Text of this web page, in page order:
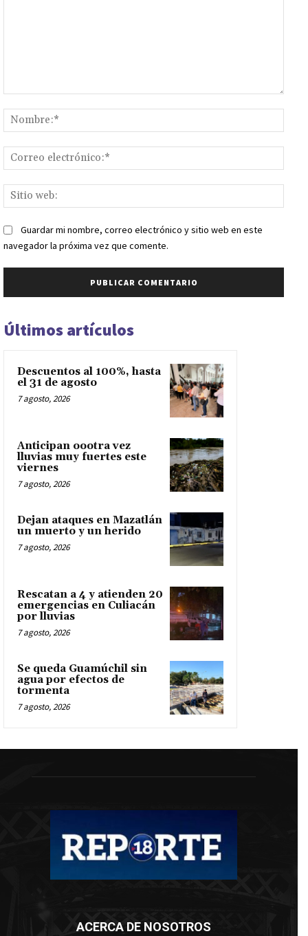
web:
Guardar mi nombre, correo electrónico y sitio web en este
navegador la próxima vez que comente.
Últimos artículos
Descuentos al 100%, hasta
el 31 de agosto
7 agosto, 2026
Anticipan oootra vez
lluvias muy fuertes este
viernes
7 agosto, 2026
Dejan ataques en Mazatlán
un muerto y un herido
7 agosto, 2026
Rescatan a 4 y atienden 20
emergencias en Culiacán
por lluvias
7 agosto, 2026
Se queda Guamúchil sin
agua por efectos de
tormenta
7 agosto, 2026
ACERCA DE NOSOTROS